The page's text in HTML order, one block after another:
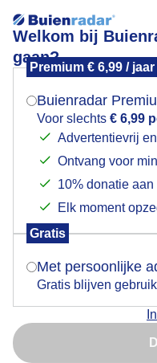
Welkom bij
gaan?
Premium € 6,99 / jaar
Buienradar
Voor slechts € 6,99
Advertentievrij
Ontvang voor
10% donatie
Elk moment
Gratis
Met persoonlijke
Gratis blijven
brede opklaringen
Door: Gert de Bruijn
Mogen we je
Indien je hier nog
verschijnt er zo een
Is
Nu